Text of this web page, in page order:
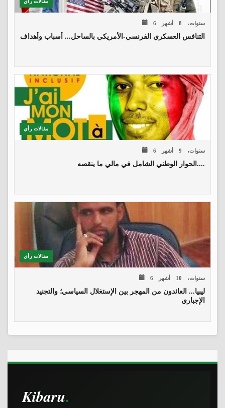
مقالات رأي
6 سنوات، 8 أشهر
التنافس العسكري الفرنسي-الأمريكي بالساحل... أسباب وأهداف
مقالات رأي
6 سنوات، 9 أشهر
الحوار الوطني الشامل في مالي ما ينقصه....
مقالات رأي
6 سنوات، 10 أشهر
ليبيا... العائدون من المهجر بين الإستغلال السياسي؛ والتجنيد
الإجباري
Kibaru